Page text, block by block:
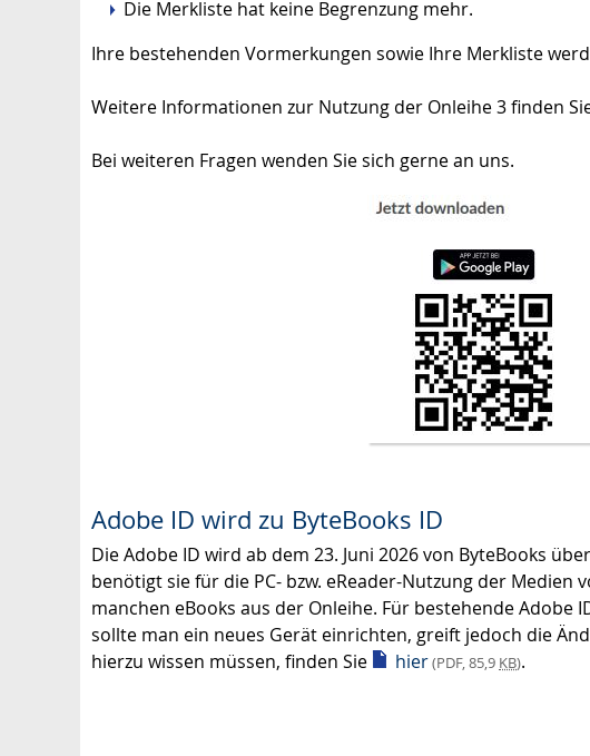
Die Merkliste hat keine Begrenzung mehr.
Ihre bestehenden Vormerkungen sowie Ihre Merkliste
Weitere Informationen zur Nutzung der Onleihe 3 finden
Bei weiteren Fragen wenden Sie sich gerne an uns.
Adobe ID wird zu ByteBooks ID
Die Adobe ID wird ab dem 23. Juni 2026 von ByteBooks
benötigt sie für die PC- bzw. eReader-Nutzung der Medien
manchen eBooks aus der Onleihe. Für bestehende Adobe
sollte man ein neues Gerät einrichten, greift jedoch die
hierzu wissen müssen, finden Sie
hier(PDF, 85,9 KB).